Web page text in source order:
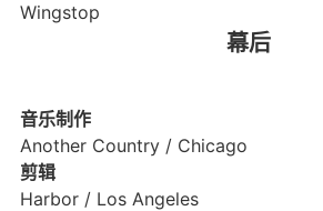
Wingstop
幕后
音乐制作
Another Country / Chicago
剪辑
Harbor / Los Angeles